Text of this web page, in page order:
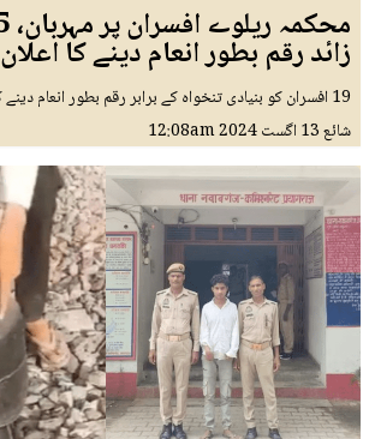
زائد رقم بطور انعام دینے کا اعلان
19 افسران کو بنیادی تنخواہ کے برابر رقم بطور انعام دینے کا فیصلہ
شائع13 اگست 2024 12:08am